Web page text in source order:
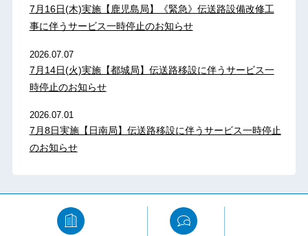
7月16日(木)実施【鹿児島局】《緊急》伝送路設備改修工
事に伴うサービス一時停止のお知らせ
2026.07.07
7月14日(火)実施【都城局】伝送路移設に伴うサービス一
時停止のお知らせ
2026.07.01
7月8日実施【日南局】伝送路移設に伴うサービス一時停止
のお知らせ